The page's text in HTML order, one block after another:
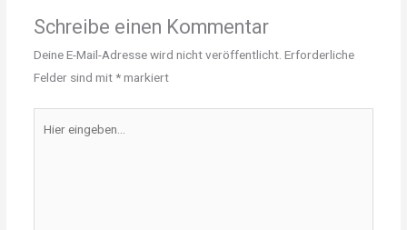
Schreibe einen Kommentar
Deine E-Mail-Adresse wird nicht veröffentlicht. Erforderliche
Felder sind mit*markiert
eingeben…